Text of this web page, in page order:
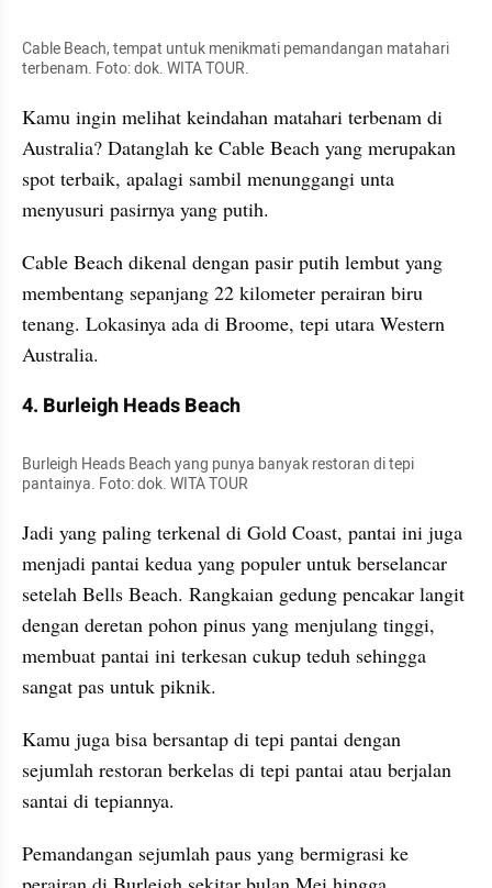
Cable Beach, tempat untuk menikmati pemandangan matahari
terbenam. Foto: dok. WITA TOUR.
Kamu ingin melihat keindahan matahari terbenam di
Australia? Datanglah ke Cable Beach yang merupakan
spot terbaik, apalagi sambil menunggangi unta
menyusuri pasirnya yang putih.
Cable Beach dikenal dengan pasir putih lembut yang
membentang sepanjang 22 kilometer perairan biru
tenang. Lokasinya ada di Broome, tepi utara Western
Australia.
4. Burleigh Heads Beach
Burleigh Heads Beach yang punya banyak restoran di tepi
pantainya. Foto: dok. WITA TOUR
Jadi yang paling terkenal di Gold Coast, pantai ini juga
menjadi pantai kedua yang populer untuk berselancar
setelah Bells Beach. Rangkaian gedung pencakar langit
dengan deretan pohon pinus yang menjulang tinggi,
membuat pantai ini terkesan cukup teduh sehingga
sangat pas untuk piknik.
Kamu juga bisa bersantap di tepi pantai dengan
sejumlah restoran berkelas di tepi pantai atau berjalan
santai di tepiannya.
Pemandangan sejumlah paus yang bermigrasi ke